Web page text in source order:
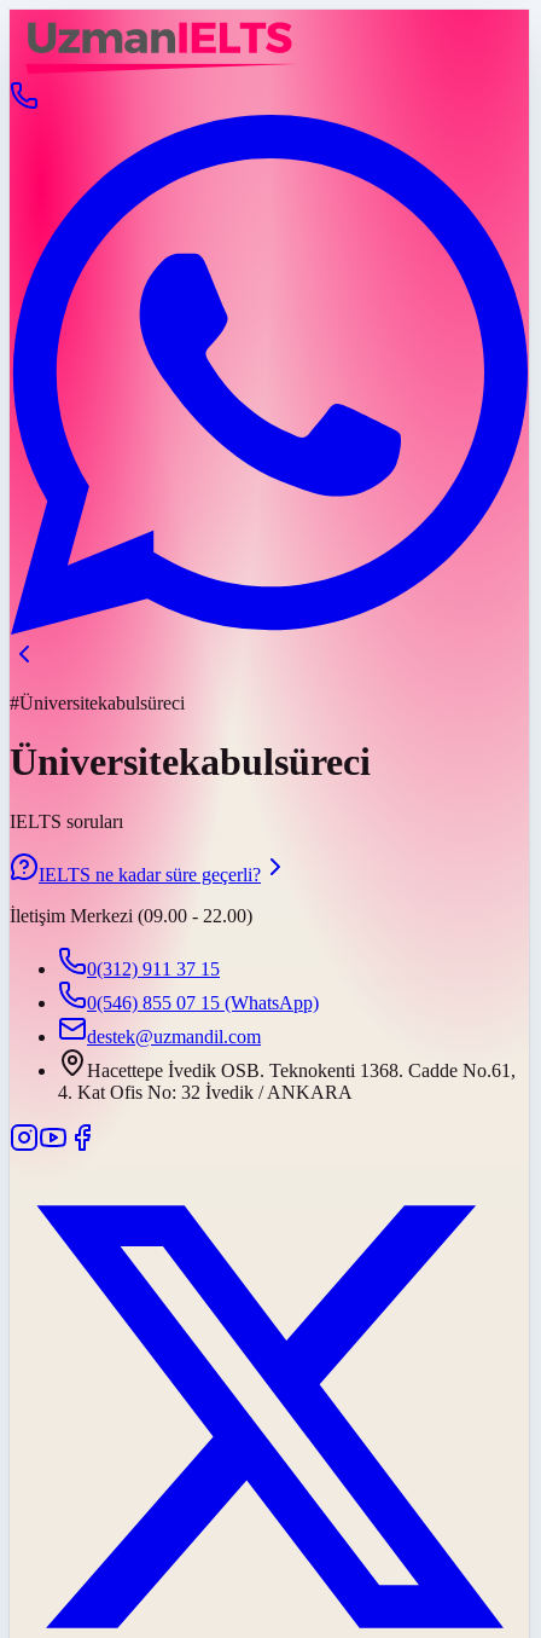
#Üniversitekabulsüreci
Üniversitekabulsüreci
IELTS soruları
IELTS ne kadar süre geçerli?
İletişim Merkezi (09.00 - 22.00)
0(312) 911 37 15
0(546) 855 07 15 (WhatsApp)
destek@uzmandil.com
Hacettepe İvedik OSB. Teknokenti 1368. Cadde No.61,
4. Kat Ofis No: 32 İvedik / ANKARA